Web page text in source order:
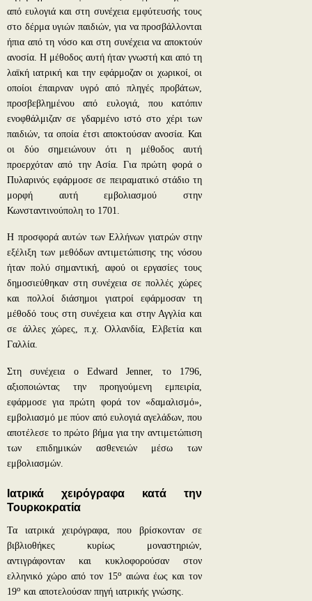
από ευλογιά και στη συνέχεια εμφύτευσής τους
στο δέρμα υγιών παιδιών, για να προσβάλλονται
ήπια από τη νόσο και στη συνέχεια να αποκτούν
ανοσία. Η μέθοδος αυτή ήταν γνωστή και από τη
λαϊκή ιατρική και την εφάρμοζαν οι χωρικοί, οι
οποίοι έπαιρναν υγρό από πληγές προβάτων,
προσβεβλημένου από ευλογιά, που κατόπιν
ενοφθάλμιζαν σε γδαρμένο ιστό στο χέρι των
παιδιών, τα οποία έτσι αποκτούσαν ανοσία. Και
οι δύο σημειώνουν ότι η μέθοδος αυτή
προερχόταν από την Ασία. Για πρώτη φορά ο
Πυλαρινός εφάρμοσε σε πειραματικό στάδιο τη
μορφή αυτή εμβολιασμού στην
Κωνσταντινούπολη το 1701.
Η προσφορά αυτών των Ελλήνων γιατρών στην
εξέλιξη των μεθόδων αντιμετώπισης της νόσου
ήταν πολύ σημαντική, αφού οι εργασίες τους
δημοσιεύθηκαν στη συνέχεια σε πολλές χώρες
και πολλοί διάσημοι γιατροί εφάρμοσαν τη
μέθοδό τους στη συνέχεια και στην Αγγλία και
σε άλλες χώρες, π.χ. Ολλανδία, Ελβετία και
Γαλλία.
Στη συνέχεια ο Edward Jenner, το 1796,
αξιοποιώντας την προηγούμενη εμπειρία,
εφάρμοσε για πρώτη φορά τον «δαμαλισμό»,
εμβολιασμό με πύον από ευλογιά αγελάδων, που
αποτέλεσε το πρώτο βήμα για την αντιμετώπιση
των επιδημικών ασθενειών μέσω των
εμβολιασμών.
Ιατρικά χειρόγραφα κατά την
Τουρκοκρατία
Τα ιατρικά χειρόγραφα, που βρίσκονταν σε
βιβλιοθήκες κυρίως μοναστηριών,
αντιγράφονταν και κυκλοφορούσαν στον
ελληνικό χώρο από τον 15ο
αιώνα έως και τον
19ο και αποτελούσαν πηγή ιατρικής γνώσης.